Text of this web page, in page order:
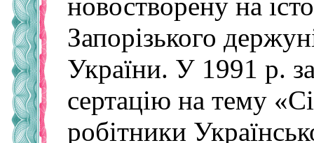
Запорізького
України. У 1991 р.
сертацію на тему
робітники